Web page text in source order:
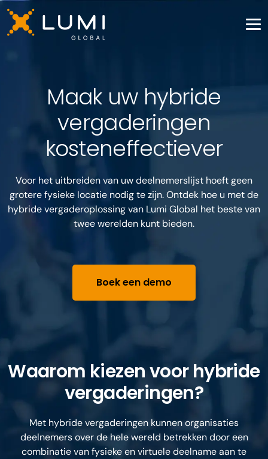
Maak uw hybride
vergaderingen
kosteneffectiever
Voor het uitbreiden van uw deelnemerslijst hoeft geen
grotere fysieke locatie nodig te zijn. Ontdek hoe u met de
hybride vergaderoplossing van Lumi Global het beste van
twee werelden kunt bieden.
Boek een demo
Waarom kiezen voor hybride
vergaderingen?
Met hybride vergaderingen kunnen organisaties
deelnemers over de hele wereld betrekken door een
combinatie van fysieke en virtuele deelname aan te